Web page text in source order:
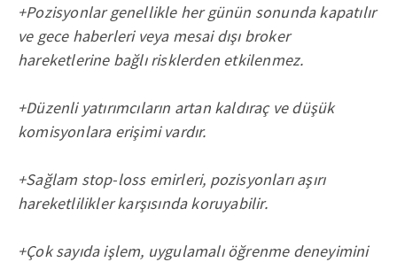
+Pozisyonlar genellikle her günün sonunda kapatılır
ve gece haberleri veya mesai dışı broker
hareketlerine bağlı risklerden etkilenmez.
+Düzenli yatırımcıların artan kaldıraç ve düşük
komisyonlara erişimi vardır.
+Sağlam stop-loss emirleri, pozisyonları aşırı
hareketlilikler karşısında koruyabilir.
+Çok sayıda işlem, uygulamalı öğrenme deneyimini